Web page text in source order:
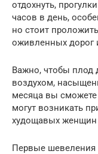
отдохнуть,
часов в день,
но стоит
оживленных дорог
Важно, чтобы
воздухом,
месяца вы
могут возникать
худощавых женщин
Первые шевеления